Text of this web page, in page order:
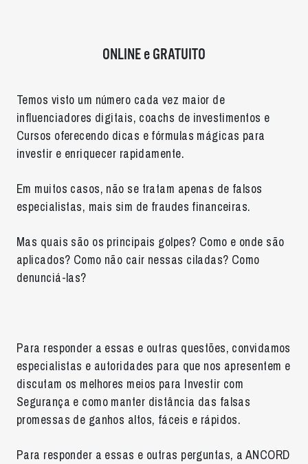
ONLINE e GRATUITO
Temos visto um número cada vez maior de
influenciadores digitais, coachs de investimentos e
Cursos oferecendo dicas e fórmulas mágicas para
investir e enriquecer rapidamente.
Em muitos casos, não se tratam apenas de falsos
especialistas, mais sim de fraudes financeiras.
Mas quais são os principais golpes? Como e onde são
aplicados? Como não cair nessas ciladas? Como
denunciá-las?
Para responder a essas e outras questões, convidamos
especialistas e autoridades para que nos apresentem e
discutam os melhores meios para Investir com
Segurança e como manter distância das falsas
promessas de ganhos altos, fáceis e rápidos.
Para responder a essas e outras perguntas, a ANCORD